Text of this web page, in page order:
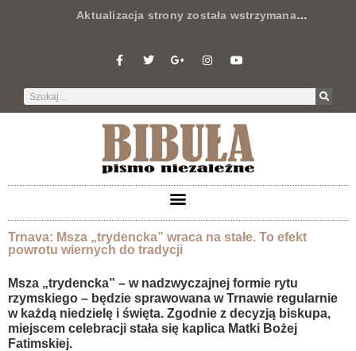
Aktualizacja strony została wstrzymana…
Trnava: Msza „trydencka” wraca na stałe. To efekt
powrotu wiernych do tradycji
Msza „trydencka” – w nadzwyczajnej formie rytu
rzymskiego – będzie sprawowana w Trnawie regularnie
w każdą niedzielę i święta. Zgodnie z decyzją biskupa,
miejscem celebracji stała się kaplica Matki Bożej
Fatimskiej.